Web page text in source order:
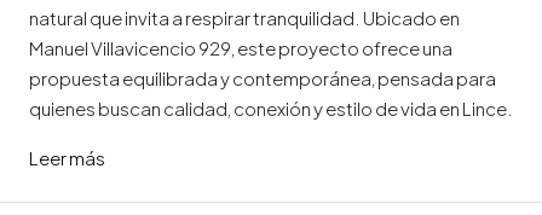
natural que invita a respirar tranquilidad. Ubicado en
Manuel Villavicencio 929, este proyecto ofrece una
propuesta equilibrada y contemporánea, pensada para
quienes buscan calidad, conexión y estilo de vida en Lince.
Leer más